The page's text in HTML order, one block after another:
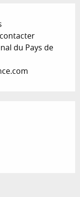
du Pays de